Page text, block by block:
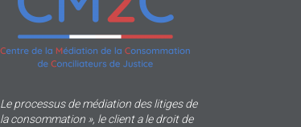
Le processus de médiation des litiges de
la consommation », le client a le droit de